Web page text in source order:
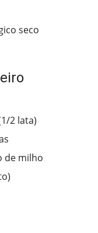
seco
2 lata)
de milho